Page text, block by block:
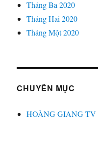
Tháng Ba 2020
Tháng Hai 2020
Tháng Một 2020
CHUYÊN MỤC
HOÀNG GIANG TV